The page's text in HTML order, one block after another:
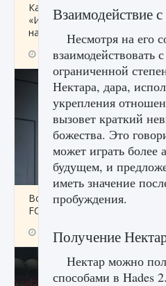
Как исправить ошибку
«Идет сохранение мира —
начать сохранение данных
9 августа 2024 2
Все новые функции в режиме
FC 25
9 августа 2024
Взаимодействие
Несмотря на его
взаимодействовать
ограниченной
Нектара, дара,
укрепления
вызовет краткий
божества. Это
может играть более
будущем, и
иметь значение
пробуждения.
Получение
Нектар можно
способами в Hades